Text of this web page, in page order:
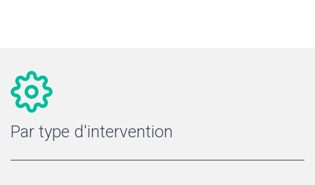
Par type d'intervention